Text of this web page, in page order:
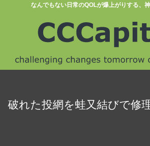
なんでもない日常のQOLが爆上がりする、
破れた投網を蛙又結びで修